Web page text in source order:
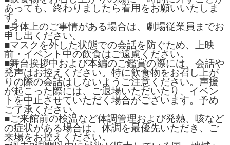
あっても、終わりましたら着用をお願いいたしま
す。
■身体上のご事情がある場合は、劇場従業員までお
申し出ください。
■マスクを外した状態での会話を防ぐため、上映
前・イベント中の飲食はご遠慮ください。
■舞台挨拶中および本編のご鑑賞の際には、会話や
発声はお控えください。特に飲食物をお召し上が
りの際の会話はしないようご注意ください。声援
が起こった際には、ご退場いただいたり、イベン
トを中止させていただく場合がございます。予め
ご了承ください。
■ご来館前の検温など体調管理および発熱、咳など
の症状がある場合は、体調を最優先いただき、ご
来場をお控えください。